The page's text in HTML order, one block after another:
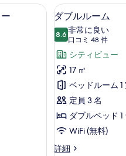
る
1 台 禁煙 シティビュー | リビング
ダ
ブ
ル
ル
ー
ム
の
す
べ
て
8
ダブルルーム
8.610 点中 8.6
非常に良い
口コミ 48 件
(口
コ
ミ
48
件)
シティビュー
17 ㎡
ベッドルーム 1
定員 3 名
ダブルベッド 1
WiFi (無料)
詳細
ダ